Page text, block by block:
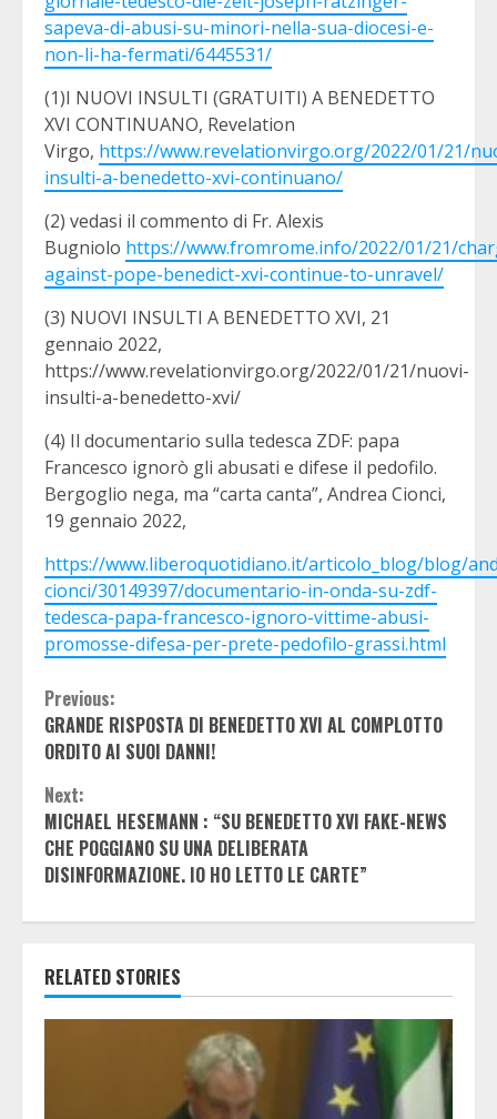
sapeva-di-abusi-su-minori-nella-sua-diocesi-e-
non-li-ha-fermati/6445531/
(1)I NUOVI INSULTI (GRATUITI) A BENEDETTO
XVI CONTINUANO, Revelation
Virgo, https://www.revelationvirgo.org/2022/01/21/
insulti-a-benedetto-xvi-continuano/
(2) vedasi il commento di Fr. Alexis
Bugniolo https://www.fromrome.info/2022/01/21/
against-pope-benedict-xvi-continue-to-unravel/
(3) NUOVI INSULTI A BENEDETTO XVI, 21
gennaio 2022,
https://www.revelationvirgo.org/2022/01/21/nuovi-
insulti-a-benedetto-xvi/
(4) Il documentario sulla tedesca ZDF: papa
Francesco ignorò gli abusati e difese il pedofilo.
Bergoglio nega, ma “carta canta”, Andrea Cionci,
19 gennaio 2022,
https://www.liberoquotidiano.it/articolo_blog/blog/
cionci/30149397/documentario-in-onda-su-zdf-
tedesca-papa-francesco-ignoro-vittime-abusi-
promosse-difesa-per-prete-pedofilo-grassi.html
Continue
Reading
Previous:
GRANDE RISPOSTA DI BENEDETTO XVI AL COMPLOTTO
ORDITO AI SUOI DANNI!
Next:
MICHAEL HESEMANN : “SU BENEDETTO XVI FAKE-NEWS
CHE POGGIANO SU UNA DELIBERATA
DISINFORMAZIONE. IO HO LETTO LE CARTE”
RELATED STORIES